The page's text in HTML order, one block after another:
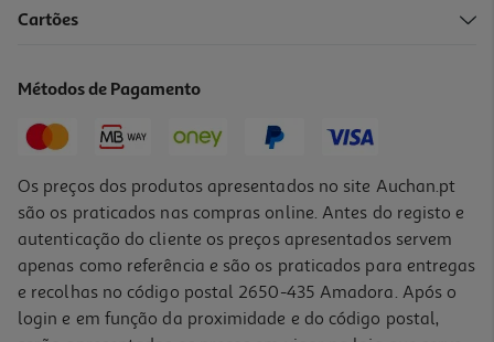
Cartões
Métodos de Pagamento
Os preços dos produtos apresentados no site Auchan.pt
são os praticados nas compras online. Antes do registo e
autenticação do cliente os preços apresentados servem
apenas como referência e são os praticados para entregas
e recolhas no código postal 2650-435 Amadora. Após o
login e em função da proximidade e do código postal,